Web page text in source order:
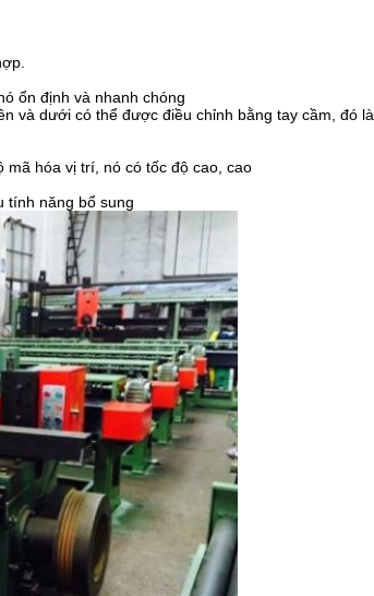
ổn định và nhanh chóng
và dưới có thể được điều chỉnh bằng tay cầm, đó là
mã hóa vị trí, nó có tốc độ cao, cao
tính năng bổ sung